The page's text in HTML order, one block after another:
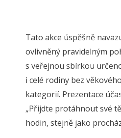
Tato akce úspěšně
ovlivněný pravidelným
s veřejnou sbírkou
i celé rodiny bez
kategorií. Prezentace
„Přijdte protáhnout své
hodin, stejně jako